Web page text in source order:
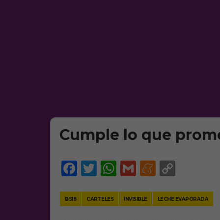
Cumple lo que
Facebook
Twitter
WhatsApp
GmailMeneame
BS18 CARTELES INVISIBLE LECHE EVAPORADA